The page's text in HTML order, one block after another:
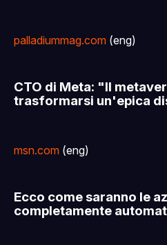
palladiummag.com (eng)
CTO di Meta: "Il
trasformarsi un'epica
msn.com (eng)
Ecco come saranno le
completamente